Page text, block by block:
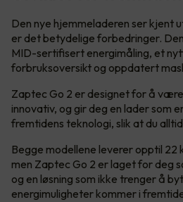
Den nye hjemmeladeren ser kjent
er det betydelige forbedringer.
MID-sertifisert energimåling, et
forbruksoversikt og oppdatert
Zaptec Go 2 er designet for å
innovativ, og gir deg en lader som
fremtidens teknologi, slik at du
Begge modellene leverer opptil 22
men Zaptec Go 2 er laget for deg
og en løsning som ikke trenger å
energimuligheter kommer i